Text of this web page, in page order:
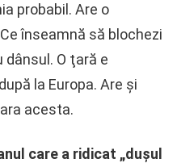
probabil. Are o
înseamnă să blochezi
dânsul. O ţară e
la Europa. Are şi
acesta.
care a ridicat „dușul